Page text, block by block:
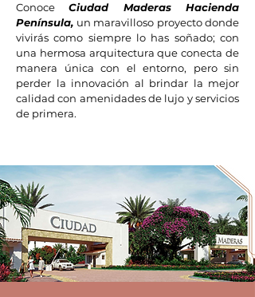
ConoceCiudad Maderas Hacienda
Península, un maravilloso proyecto donde
vivirás como siempre lo has soñado; con
una hermosa arquitectura que conecta de
manera única con el entorno, pero sin
perder la innovación al brindar la mejor
calidad con amenidades de lujo y servicios
de primera.